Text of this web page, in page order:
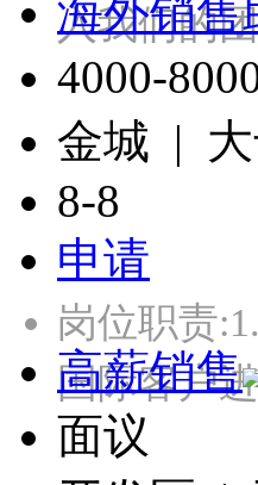
入我们的
海外销售
4000-
金城 |
8-8
申请
岗位职责
国际客户
高薪销售
面议